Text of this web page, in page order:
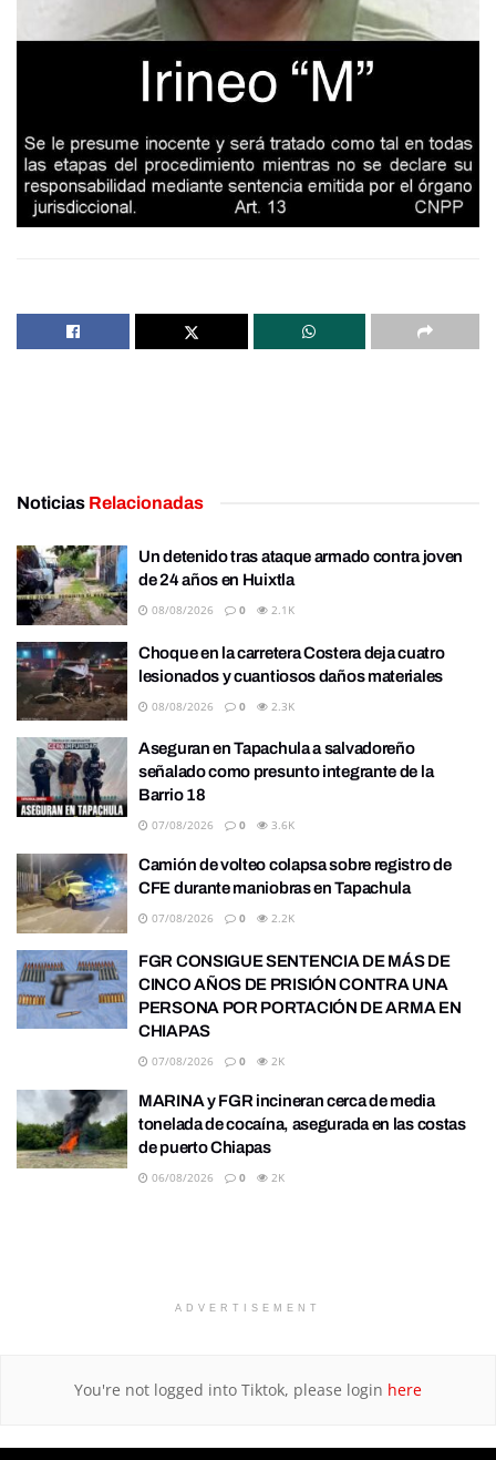
Noticias Relacionadas
Un detenido tras ataque armado contra joven
de 24 años en Huixtla
08/08/2026 0 2.1K
Choque en la carretera Costera deja cuatro
lesionados y cuantiosos daños materiales
08/08/2026 0 2.3K
Aseguran en Tapachula a salvadoreño
señalado como presunto integrante de la
Barrio 18
07/08/2026 0 3.6K
Camión de volteo colapsa sobre registro de
CFE durante maniobras en Tapachula
07/08/2026 0 2.2K
FGR CONSIGUE SENTENCIA DE MÁS DE
CINCO AÑOS DE PRISIÓN CONTRA UNA
PERSONA POR PORTACIÓN DE ARMA EN
CHIAPAS
07/08/2026 0 2K
MARINA y FGR incineran cerca de media
tonelada de cocaína, asegurada en las costas
de puerto Chiapas
06/08/2026 0 2K
ADVERTISEMENT
You're not logged into Tiktok, please login here